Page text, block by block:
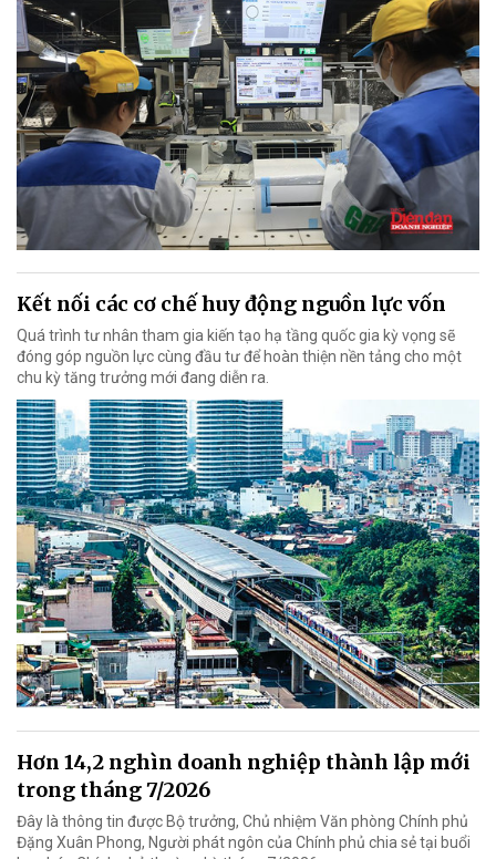
Kết nối các cơ chế huy động nguồn lực vốn
Quá trình tư nhân tham gia kiến tạo hạ tầng quốc gia kỳ vọng sẽ
đóng góp nguồn lực cùng đầu tư để hoàn thiện nền tảng cho một
chu kỳ tăng trưởng mới đang diễn ra.
Hơn 14,2 nghìn doanh nghiệp thành lập mới
trong tháng 7/2026
Đây là thông tin được Bộ trưởng, Chủ nhiệm Văn phòng Chính phủ
Đặng Xuân Phong, Người phát ngôn của Chính phủ chia sẻ tại buổi